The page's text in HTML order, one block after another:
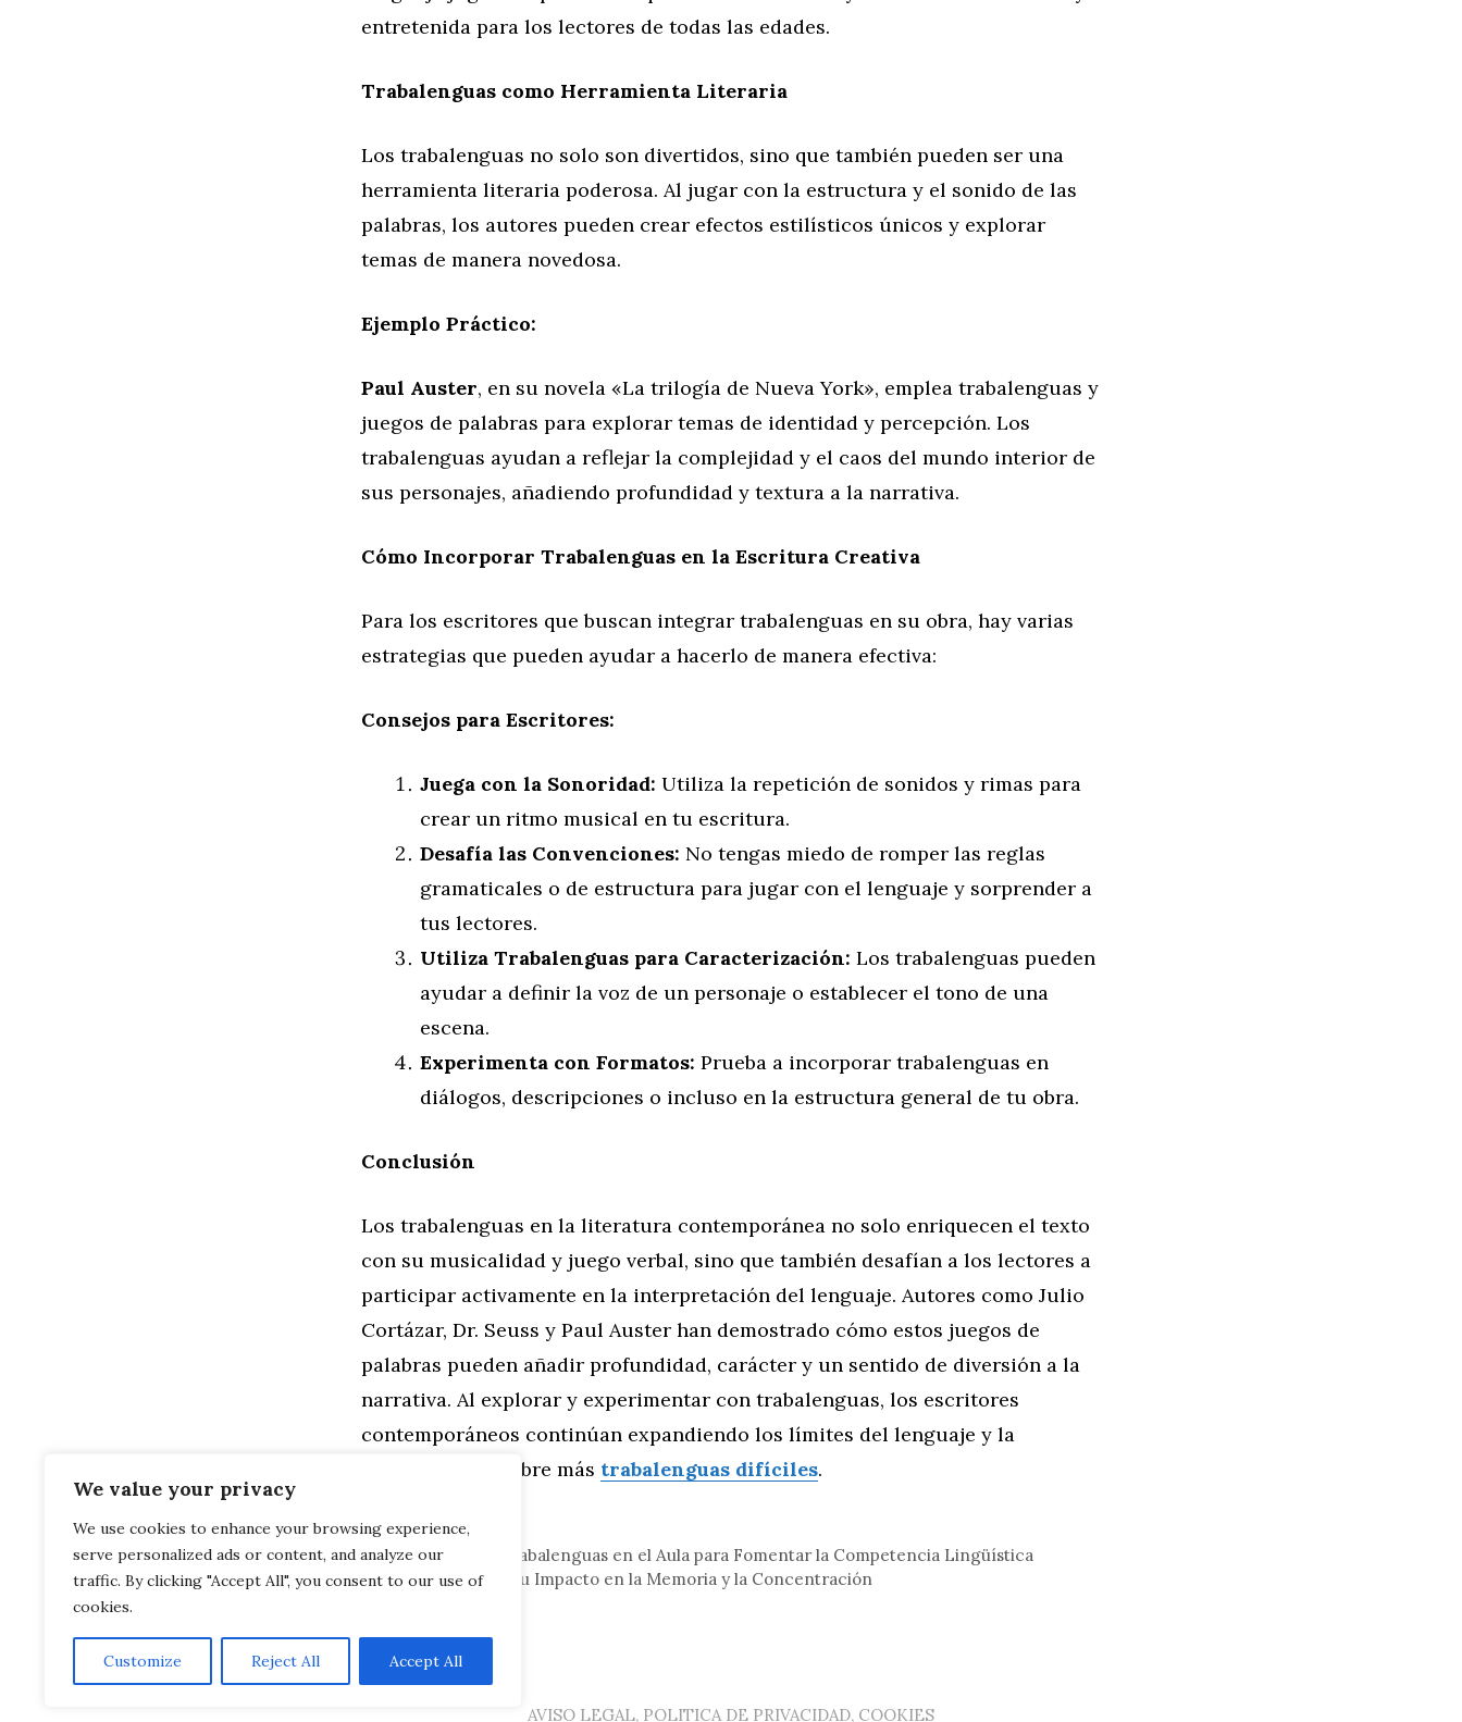
We value your privacy
We use cookies to enhance your browsing experience,
serve personalized ads or content, and analyze our
traffic. By clicking "Accept All", you consent to our use of
cookies.
Customize Reject All Accept All
entretenida para los lectores de todas las edades.
Trabalenguas como Herramienta Literaria
Los trabalenguas no solo son divertidos, sino que también pueden ser una
herramienta literaria poderosa. Al jugar con la estructura y el sonido de las
palabras, los autores pueden crear efectos estilísticos únicos y explorar
temas de manera novedosa.
Ejemplo Práctico:
Paul Auster, en su novela «La trilogía de Nueva York», emplea trabalenguas y
juegos de palabras para explorar temas de identidad y percepción. Los
trabalenguas ayudan a reflejar la complejidad y el caos del mundo interior de
sus personajes, añadiendo profundidad y textura a la narrativa.
Cómo Incorporar Trabalenguas en la Escritura Creativa
Para los escritores que buscan integrar trabalenguas en su obra, hay varias
estrategias que pueden ayudar a hacerlo de manera efectiva:
Consejos para Escritores:
Juega con la Sonoridad: Utiliza la repetición de sonidos y rimas para
crear un ritmo musical en tu escritura.
Desafía las Convenciones: No tengas miedo de romper las reglas
gramaticales o de estructura para jugar con el lenguaje y sorprender a
tus lectores.
Utiliza Trabalenguas para Caracterización: Los trabalenguas pueden
ayudar a definir la voz de un personaje o establecer el tono de una
escena.
Experimenta con Formatos: Prueba a incorporar trabalenguas en
diálogos, descripciones o incluso en la estructura general de tu obra.
Conclusión
Los trabalenguas en la literatura contemporánea no solo enriquecen el texto
con su musicalidad y juego verbal, sino que también desafían a los lectores a
participar activamente en la interpretación del lenguaje. Autores como Julio
Cortázar, Dr. Seuss y Paul Auster han demostrado cómo estos juegos de
palabras pueden añadir profundidad, carácter y un sentido de diversión a la
narrativa. Al explorar y experimentar con trabalenguas, los escritores
contemporáneos continúan expandiendo los límites del lenguaje y la
literatura. Descubre más trabalenguas difíciles.
Categorías
Familia,General
Cómo Utilizar Trabalenguas en el Aula para Fomentar la Competencia Lingüística
Trabalenguas y su Impacto en la Memoria y la Concentración
AVISO LEGAL, POLITICA DE PRIVACIDAD, COOKIES